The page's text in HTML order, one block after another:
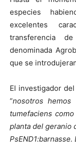
especies
excelentes
transferencia
denominada
que se
El investigador
“nosotros hemos
tumefaciens
planta del geranio